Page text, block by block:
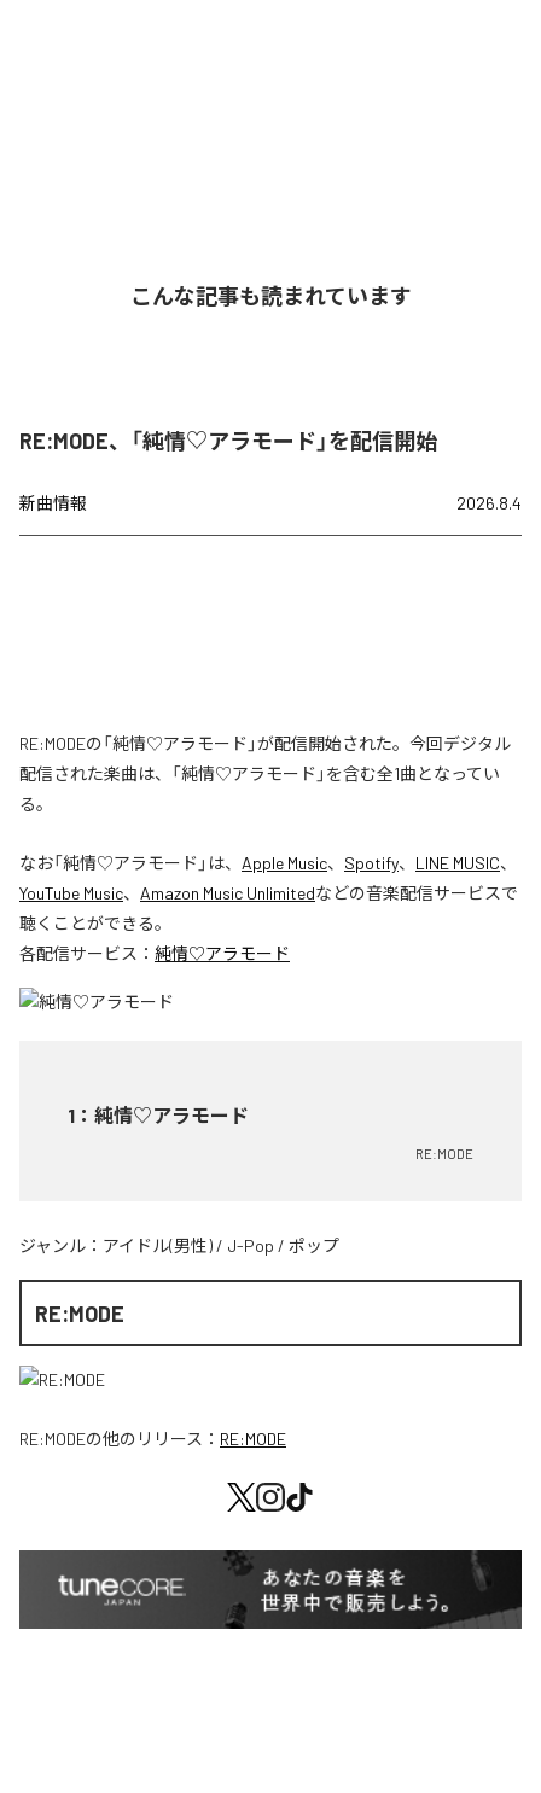
こんな記事も読まれています
RE:MODE、「純情♡アラモード」を配信開始
新曲情報 2026.8.4
RE:MODEの「純情♡アラモード」が配信開始された。今回デジタル
配信された楽曲は、「純情♡アラモード」を含む全1曲となってい
る。
なお「純情♡アラモード 」は、 Apple Music、 Spotify、 LINE MUSIC、
YouTube Music、 Amazon Music Unlimitedなどの音楽配信サービスで
聴くことができる。
各配信サービス： 純情♡アラモード
1 ： 純情♡アラモード
RE:MODE
ジャンル： アイドル(男性) / J-Pop / ポップ
RE:MODE
RE:MODEの他のリリース： RE:MODE